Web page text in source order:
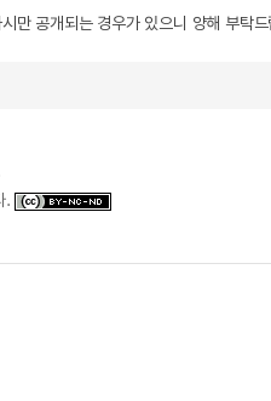
만 공개되는 경우가 있으니 양해 부탁드
.